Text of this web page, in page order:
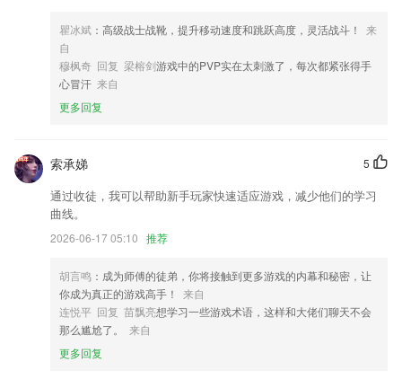
瞿冰斌 ：高级战士战靴，提升移动速度和跳跃高度，灵活战斗！
来
自
穆枫奇 回复 梁榕剑游戏中的PVP实在太刺激了，每次都紧张得手
心冒汗 来自
更多回复
5
索承娣
通过收徒，我可以帮助新手玩家快速适应游戏，减少他们的学习
曲线。
2026-06-17 05:10 推荐
胡言鸣 ：成为师傅的徒弟，你将接触到更多游戏的内幕和秘密，让
你成为真正的游戏高手！
来自
连悦平 回复 苗飘亮想学习一些游戏术语，这样和大佬们聊天不会
那么尴尬了。
来自
更多回复